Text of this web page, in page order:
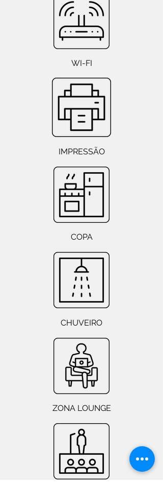
WI-FI
IMPRESSÃO
COPA
CHUVEIRO
ZONA LOUNGE